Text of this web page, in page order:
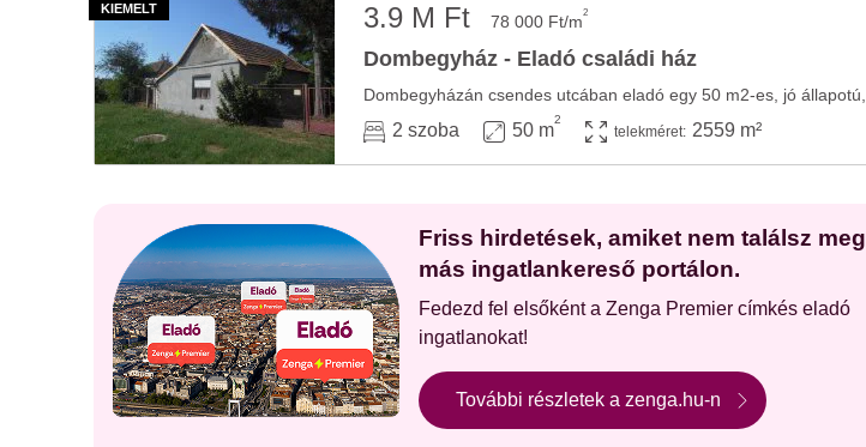
3.9 M Ft 78 000 Ft/m2
Dombegyház - Eladó családi ház
2 szoba 50 m
2
telekméret: 2559 m²
Friss hirdetések, amiket nem találsz meg
más ingatlankereső portálon.
Fedezd fel elsőként a Zenga Premier címkés eladó
ingatlanokat!
További részletek a zenga.hu-n